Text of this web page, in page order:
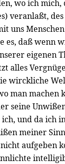
wo ich
veranlaßt,
uns
es, daß wenn
eigenen
alles
wirckliche
man machen
seine
und da ich
meiner
aufgeben